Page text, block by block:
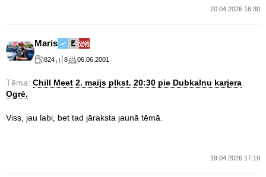
20.04.2026 16:30
Maris
824 8 06.06.2001
Tēma: Chill Meet 2. maijs plkst. 20:30 pie Dubkalnu karjera
Ogrē.
Viss, jau labi, bet tad jāraksta jaunā tēmā.
19.04.2026 17:19